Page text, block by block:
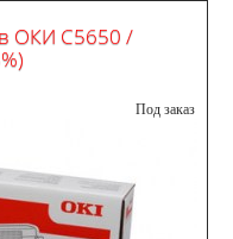
ОКИ С5650 /
Под заказ